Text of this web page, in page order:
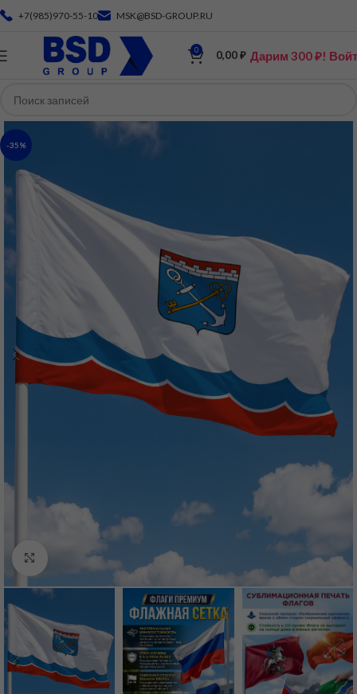
+7(985)970-55-10 MSK@BSD-GROUP.RU
0 0,00₽ Дарим 300 ₽!
-35%
Нажмите, чтобы увеличить